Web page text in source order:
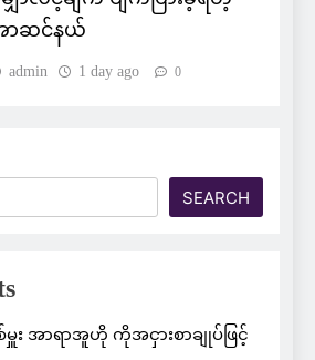
ာဆင်နယ်
admin 1 day ago 0
SEARCH
း အာရာအူဟို ကိုအငှားစာချုပ်ဖြင့်